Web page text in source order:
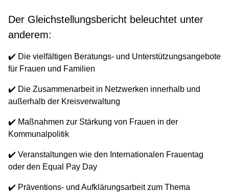
Der Gleichstellungsbericht beleuchtet unter
anderem:
✔️ Die vielfältigen Beratungs- und Unterstützungsangebote
für Frauen und Familien
✔️ Die Zusammenarbeit in Netzwerken innerhalb und
außerhalb der Kreisverwaltung
✔️ Maßnahmen zur Stärkung von Frauen in der
Kommunalpolitik
✔️ Veranstaltungen wie den Internationalen Frauentag
oder den Equal Pay Day
✔️ Präventions- und Aufklärungsarbeit zum Thema